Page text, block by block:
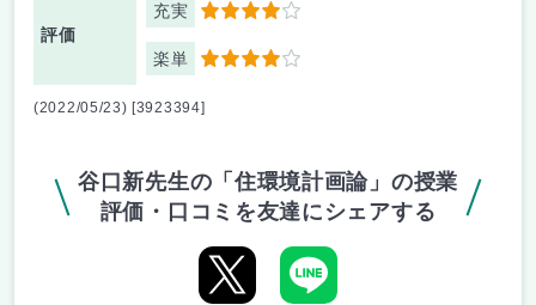
評価
充実 4
楽単 4
(2022/05/23) [3923394]
谷口新先生の「住環境計画論」の授業
評価・口コミを友達にシェアする